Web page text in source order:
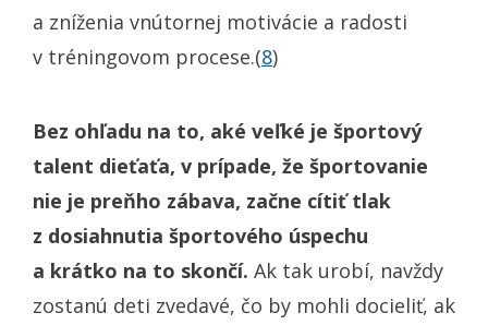
a zníženia vnútornej motivácie a radosti
v tréningovom procese.(8)
Bez ohľadu na to, aké veľké je športový
talent dieťaťa, v prípade, že športovanie
nie je preňho zábava, začne cítiť tlak
z dosiahnutia športového úspechu
a krátko na to skončí. Ak tak urobí, navždy
zostanú deti zvedavé, čo by mohli docieliť, ak